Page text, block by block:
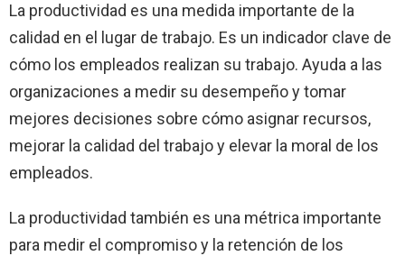
La productividad es una medida importante de la
calidad en el lugar de trabajo. Es un indicador clave de
cómo los empleados realizan su trabajo. Ayuda a las
organizaciones a medir su desempeño y tomar
mejores decisiones sobre cómo asignar recursos,
mejorar la calidad del trabajo y elevar la moral de los
empleados.
La productividad también es una métrica importante
para medir el compromiso y la retención de los